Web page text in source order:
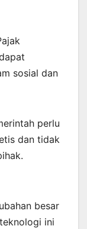
sosial dan
perlu
dan tidak
besar
ini